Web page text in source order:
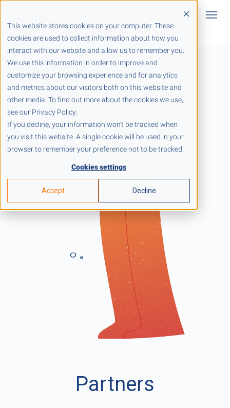
This website stores cookies on your computer. These
cookies are used to collect information about how you
interact with our website and allow us to remember you.
We use this information in order to improve and
customize your browsing experience and for analytics
and metrics about our visitors both on this website and
other media. To find out more about the cookies we use,
see our Privacy Policy.
If you decline, your information won’t be tracked when
you visit this website. A single cookie will be used in your
browser to remember your preference not to be tracked.
Cookies settings
Accept Decline
Partners